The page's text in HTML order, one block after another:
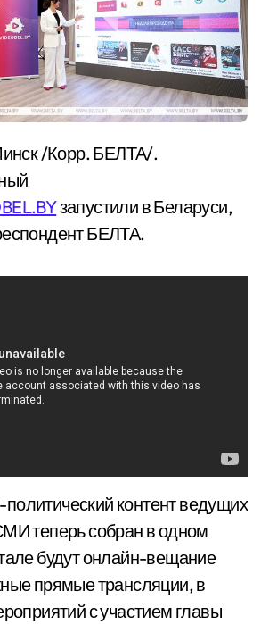
запустили в Беларуси,
БЕЛТА.
контент ведущих
теперь собран в одном
будут онлайн-вещание
прямые трансляции, в
с участием главы